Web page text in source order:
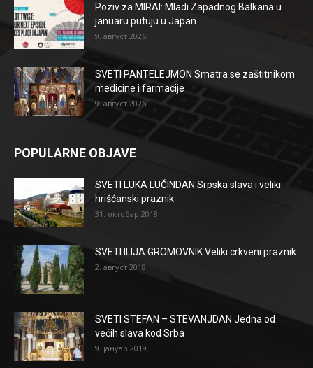
Poziv za MIRAI: Mladi Zapadnog Balkana u
januaru putuju u Japan
9. август 2026.
SVETI PANTELEJMON Smatra se zaštitnikom
medicine i farmacije
9. август 2026.
POPULARNE OBJAVE
SVETI LUKA LUČINDAN Srpska slava i veliki
hrišćanski praznik
31. октобар 2018.
SVETI ILIJA GROMOVNIK Veliki crkveni praznik
2. август 2018.
SVETI STEFAN – STEVANJDAN Jedna od
većih slava kod Srba
9. јануар 2019.